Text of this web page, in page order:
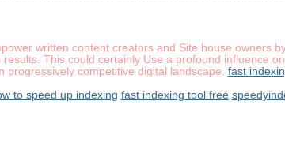
written content creators and Site house owners
This could certainly Use a profound influence
competitive digital landscape. fast
to speed up indexing fast indexing tool free